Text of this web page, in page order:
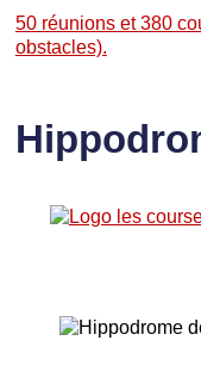
50 réunions et 380
obstacles).